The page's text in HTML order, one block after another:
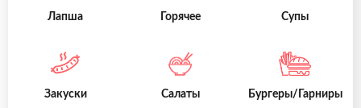
Лапша Горячее Супы
Закуски Салаты Бургеры/Гарниры